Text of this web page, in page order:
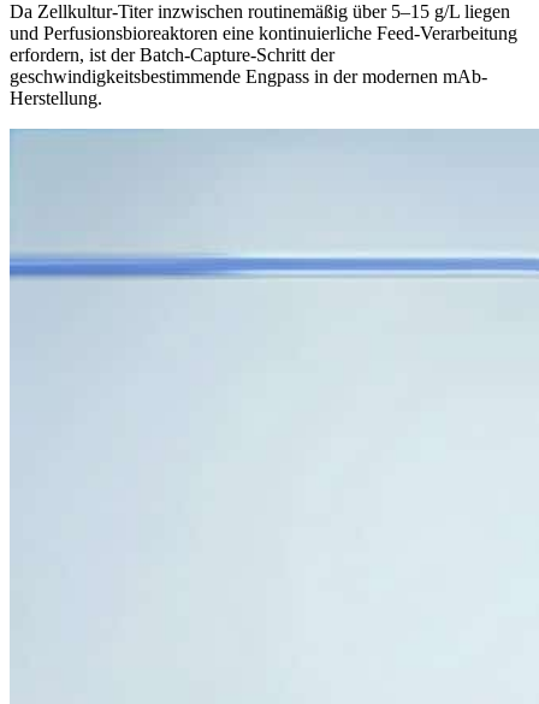
Da Zellkultur-Titer inzwischen routinemäßig über 5–15 g/L liegen
und Perfusionsbioreaktoren eine kontinuierliche Feed-Verarbeitung
erfordern, ist der Batch-Capture-Schritt der
geschwindigkeitsbestimmende Engpass in der modernen mAb-
Herstellung.